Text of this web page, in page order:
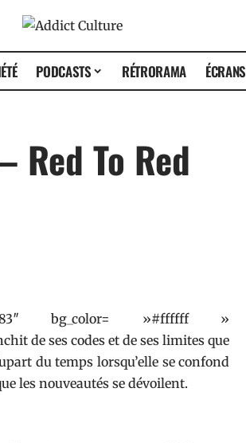
PODCASTS RÉTRORAMA ÉCRANS
Red To Red
bg_color= »#ffffff »
de ses codes et de ses limites que
du temps lorsqu’elle se confond
les nouveautés se dévoilent.